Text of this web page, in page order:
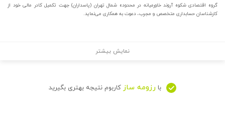
گروه اقتصادی شکوه آروند خاورمیانه در محدوده شمال تهران (پاسداران) جهت تکمیل کادر مالی خود از
کارشناسان حسابداری متخصص و مجرب، دعوت به همکاری می‌نماید.
نمایش بیشتر
با رزومه ساز کاربوم نتیجه بهتری بگیرید